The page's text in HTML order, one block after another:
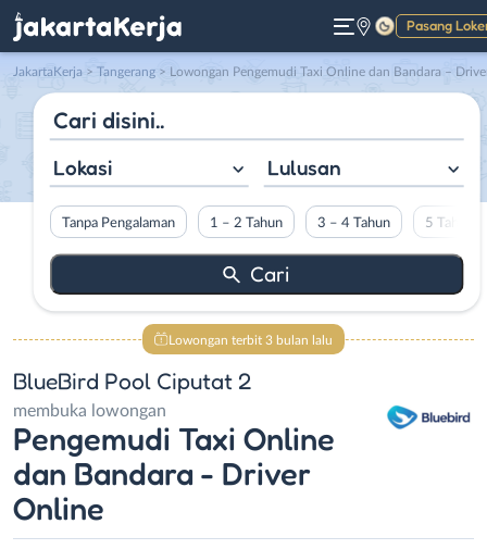
Pasang
Gelap
JakartaKerja > Tangerang > Lowongan Pengemudi Taxi Online dan Bandara – Driver Online di BlueBird Pool Ciputat
Lokasi Lulusan
Tanpa Pengalaman 1 – 2 Tahun 3 – 4 Tahun 5 Tahun
Lowongan terbit 3 bulan lalu
BlueBird Pool Ciputat 2
membuka lowongan
Pengemudi Taxi Online
dan Bandara - Driver
Online